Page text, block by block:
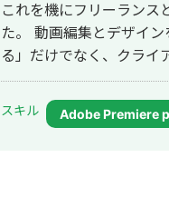
これを機にフリーランス
た。 動画編集とデザインを軸に、総合的な制作を行っています。単に「形にす
る」だけでなく、クライ
に、企画段階から携わり
スキル Adobe Premiere